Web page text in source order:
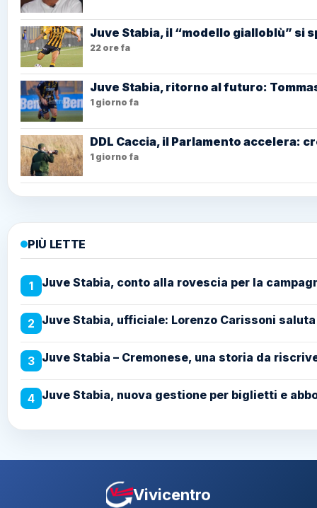
Juve Stabia, il “modello gialloblù” si
22 ore fa
Juve Stabia, ritorno al futuro:
1 giorno fa
DDL Caccia, il Parlamento accelera:
1 giorno fa
PIÙ LETTE
1 Juve Stabia, conto alla rovescia per la
2 Juve Stabia, ufficiale: Lorenzo Carissoni
3 Juve Stabia – Cremonese, una storia da
4 Juve Stabia, nuova gestione per biglietti e
Vivicentro